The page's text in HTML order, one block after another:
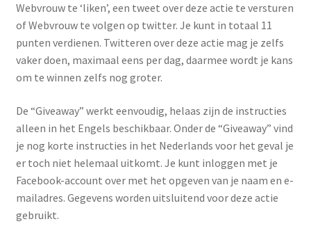
Webvrouw te ‘liken’, een tweet over deze actie te versturen
of Webvrouw te volgen op twitter. Je kunt in totaal 11
punten verdienen. Twitteren over deze actie mag je zelfs
vaker doen, maximaal eens per dag, daarmee wordt je kans
om te winnen zelfs nog groter.
De “Giveaway” werkt eenvoudig, helaas zijn de instructies
alleen in het Engels beschikbaar. Onder de “Giveaway” vind
je nog korte instructies in het Nederlands voor het geval je
er toch niet helemaal uitkomt. Je kunt inloggen met je
Facebook-account over met het opgeven van je naam en e-
mailadres. Gegevens worden uitsluitend voor deze actie
gebruikt.